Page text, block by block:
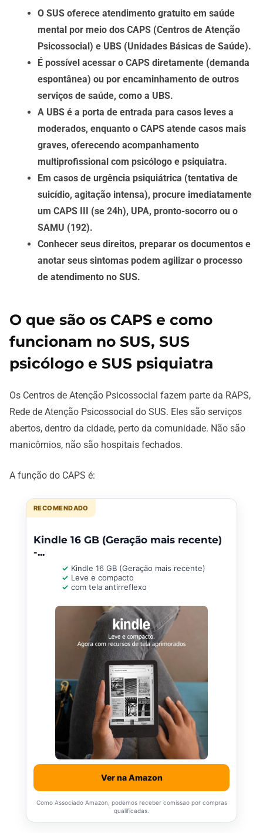
O SUS oferece atendimento gratuito em saúde
mental por meio dos CAPS (Centros de Atenção
Psicossocial) e UBS (Unidades Básicas de Saúde).
É possível acessar o CAPS diretamente (demanda
espontânea) ou por encaminhamento de outros
serviços de saúde, como a UBS.
A UBS é a porta de entrada para casos leves a
moderados, enquanto o CAPS atende casos mais
graves, oferecendo acompanhamento
multiprofissional com psicólogo e psiquiatra.
Em casos de urgência psiquiátrica (tentativa de
suicídio, agitação intensa), procure imediatamente
um CAPS III (se 24h), UPA, pronto-socorro ou o
SAMU (192).
Conhecer seus direitos, preparar os documentos e
anotar seus sintomas podem agilizar o processo
de atendimento no SUS.
O que são os CAPS e como
funcionam no SUS, SUS
psicólogo e SUS psiquiatra
Os Centros de Atenção Psicossocial fazem parte da RAPS,
Rede de Atenção Psicossocial do SUS. Eles são serviços
abertos, dentro da cidade, perto da comunidade. Não são
manicômios, não são hospitais fechados.
A função do CAPS é:
RECOMENDADO
Kindle 16 GB (Geração mais recente)
-...
Kindle 16 GB (Geração mais recente)
Leve e compacto
com tela antirreflexo
Ver na Amazon
Como Associado Amazon, podemos receber comissao por compras
qualificadas.